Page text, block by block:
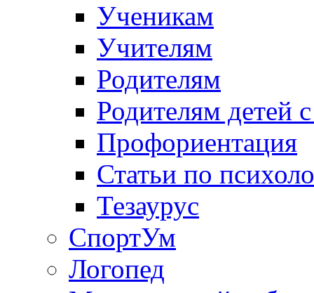
Ученикам
Учителям
Родителям
Родителям детей
Профориентация
Статьи по
Тезаурус
СпортУм
Логопед